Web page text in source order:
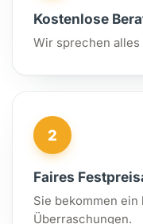
Kostenlose
Wir sprechen alles
2
Faires
Sie bekommen
Überraschungen.